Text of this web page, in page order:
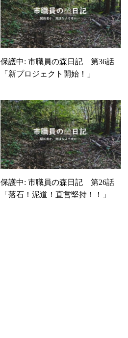
保護中: 市職員の森日記 第36話
「新プロジェクト開始！」
保護中: 市職員の森日記 第26話
「落石！泥道！直営堅持！！」
輩！」